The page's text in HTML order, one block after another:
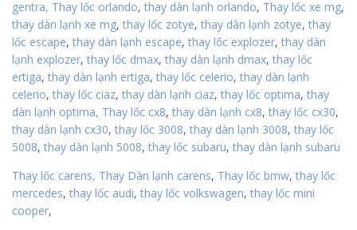
gentra, Thay lốc orlando, thay dàn lạnh orlando, Thay lốc xe mg,
thay dàn lạnh xe mg, thay lốc zotye, thay dàn lạnh zotye, thay
lốc escape, thay dàn lạnh escape, thay lốc explozer, thay dàn
lạnh explozer, thay lốc dmax, thay dàn lạnh dmax, thay lốc
ertiga, thay dàn lạnh ertiga, thay lốc celerio, thay dàn lạnh
celerio, thay lốc ciaz, thay dàn lạnh ciaz, thay lốc optima, thay
dàn lạnh optima, Thay lốc cx8, thay dàn lạnh cx8, thay lốc cx30,
thay dàn lạnh cx30, thay lốc 3008, thay dàn lạnh 3008, thay lốc
5008, thay dàn lạnh 5008, thay lốc subaru, thay dàn lạnh subaru
Thay lốc carens, Thay Dàn lạnh carens, Thay lốc bmw, thay lốc
mercedes, thay lốc audi, thay lốc volkswagen, thay lốc mini
cooper,